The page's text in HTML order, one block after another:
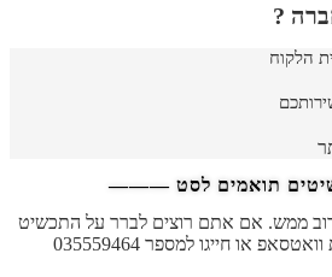
?
הלקוח
תואמים לסט ———
ממש. אם אתם רוצים לברר על התכשיט
אל תהססו לשלוח לנו הודעת וואטסאפ או חייגו למספר 035559464